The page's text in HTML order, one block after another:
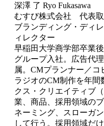
深澤 了 Ryo Fukasawa
むすび株式会社 代表
ブランディング・ディ
ィレクター
早稲田大学商学部卒業
グループ入社。広告代
属。CMプランナー／コ
ラジオのCM制作を年間
クス・クリエイティブ
業、商品、採用領域の
ネーミング、スローガ
して行う。採用領域だ